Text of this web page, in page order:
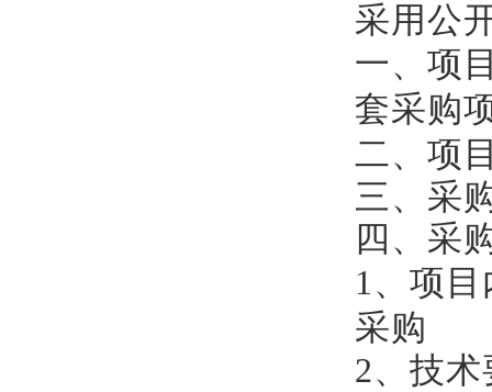
采用公
一、项
套采购
二、项
三、采
四、采
1、项
采购
2、 技术